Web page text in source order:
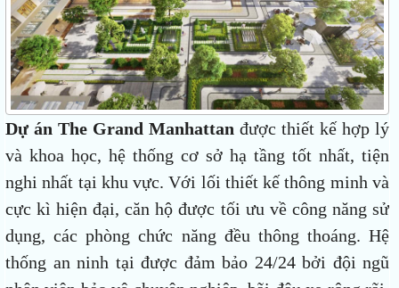
Dự án The Grand Manhattan được thiết kế hợp lý
và khoa học, hệ thống cơ sở hạ tầng tốt nhất, tiện
nghi nhất tại khu vực. Với lối thiết kế thông minh và
cực kì hiện đại, căn hộ được tối ưu về công năng sử
dụng, các phòng chức năng đều thông thoáng. Hệ
thống an ninh tại được đảm bảo 24/24 bởi đội ngũ